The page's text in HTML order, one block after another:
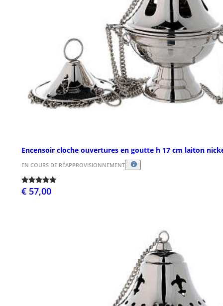
Encensoir cloche ouvertures en goutte h 17 cm laiton
EN COURS DE RÉAPPROVISIONNEMENT
€ 57,00